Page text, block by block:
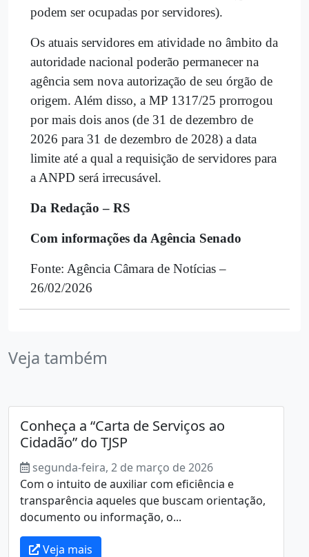
podem ser ocupadas por servidores).
Os atuais servidores em atividade no âmbito da
autoridade nacional poderão permanecer na
agência sem nova autorização de seu órgão de
origem. Além disso, a MP 1317/25 prorrogou
por mais dois anos (de 31 de dezembro de
2026 para 31 de dezembro de 2028) a data
limite até a qual a requisição de servidores para
a ANPD será irrecusável.
Da Redação – RS
Com informações da Agência Senado
Fonte: Agência Câmara de Notícias –
26/02/2026
Veja também
Conheça a “Carta de Serviços ao
Cidadão” do TJSP
segunda-feira, 2 de março de 2026
Com o intuito de auxiliar com eficiência e
transparência aqueles que buscam orientação,
documento ou informação, o...
Veja mais